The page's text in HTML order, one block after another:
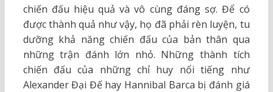
chiến đấu hiệu quả và vô cùng đáng sợ. Để có
được thành quả như vậy, họ đã phải rèn luyện, tu
dưỡng khả năng chiến đấu của bản thân qua
những trận đánh lớn nhỏ. Những thành tích
chiến đấu của những chỉ huy nổi tiếng như
Alexander Đại Đế hay Hannibal Barca bị đánh giá